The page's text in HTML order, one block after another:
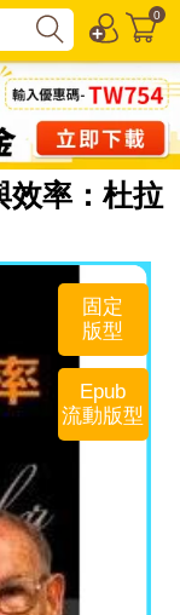
0
效率：杜拉
固定
版型
Epub
流動版型